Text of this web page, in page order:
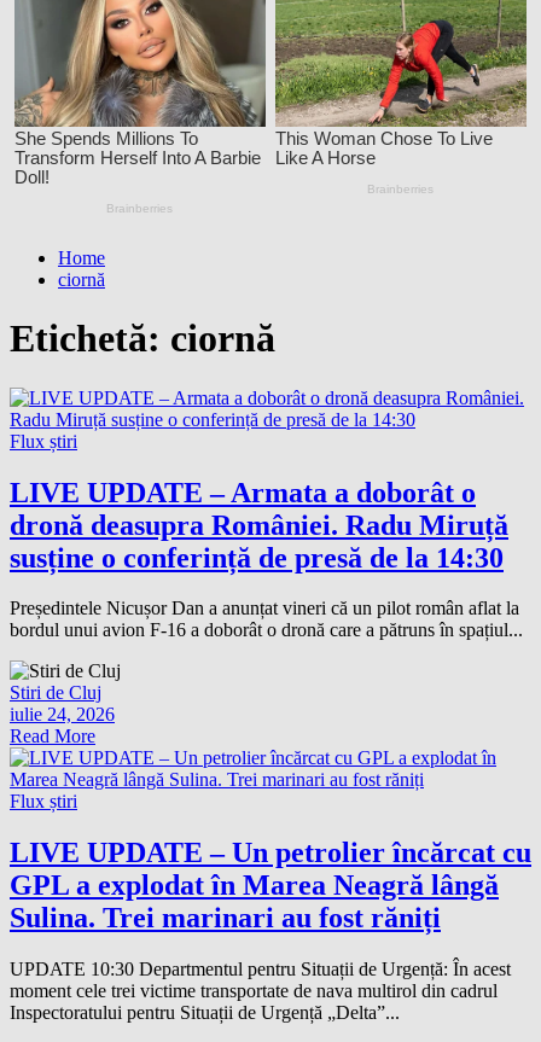
Home
ciornă
Etichetă: ciornă
Flux știri
LIVE UPDATE – Armata a doborât o
dronă deasupra României. Radu Miruță
susține o conferință de presă de la 14:30
Președintele Nicușor Dan a anunțat vineri că un pilot român aflat la
bordul unui avion F-16 a doborât o dronă care a pătruns în spațiul...
Stiri de Cluj
iulie 24, 2026
Read More
Flux știri
LIVE UPDATE – Un petrolier încărcat cu
GPL a explodat în Marea Neagră lângă
Sulina. Trei marinari au fost răniți
UPDATE 10:30 Departmentul pentru Situații de Urgență: În acest
moment cele trei victime transportate de nava multirol din cadrul
Inspectoratului pentru Situații de Urgență „Delta”...